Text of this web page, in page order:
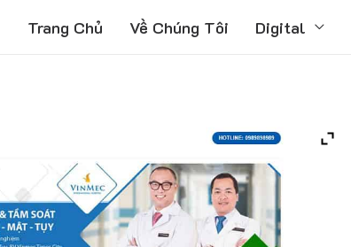
Trang Chủ Về Chúng Tôi Digital